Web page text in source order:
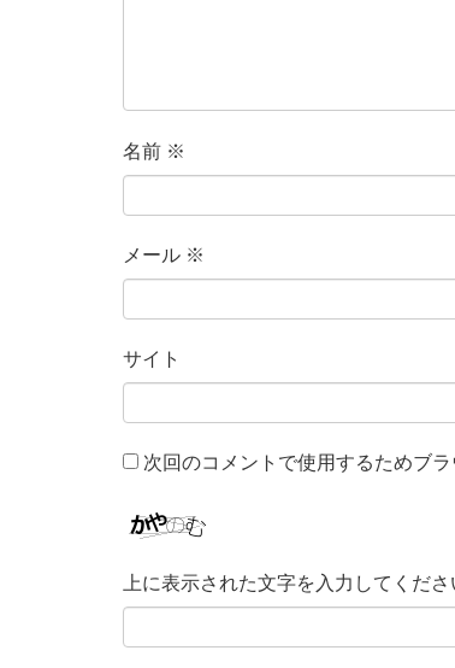
名前 ※
メール ※
サイト
次回のコメントで使用するためブ
上に表示された文字を入力してくださ